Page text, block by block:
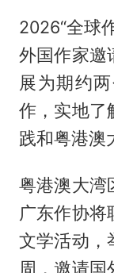
2026“全球
外国作家邀
展为期约
作，实地了
践和粤港澳
粤港澳大湾
广东作协将
文学活动，
周，邀请国